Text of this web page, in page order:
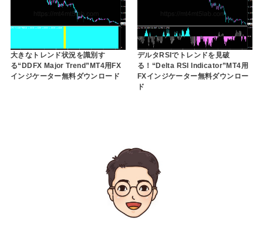
大きなトレンド状況を識別す
る“DDFX Major Trend”MT4用FX
インジケーター無料ダウンロード
デルタRSIでトレンドを見破
る！“Delta RSI Indicator”MT4用
FXインジケーター無料ダウンロー
ド